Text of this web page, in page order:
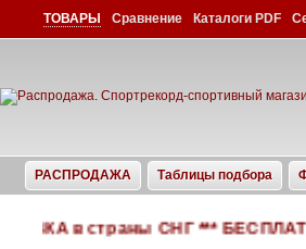
ТОВАРЫ Сравнение Каталоги PDF
РАСПРОДАЖА Таблицы подбора
в страны СНГ *** БЕСПЛАТНАЯ